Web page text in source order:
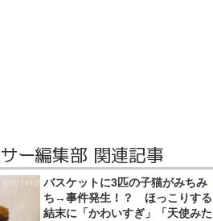
ー編集部 関連記事
バスケットに3匹の子猫がみちみ
ち→事件発生！？ ほっこりする
結末に「かわいすぎ」「天使みた